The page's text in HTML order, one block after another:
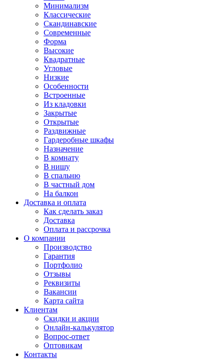
Минимализм
Классические
Скандинавские
Современные
Форма
Высокие
Квадратные
Угловые
Низкие
Особенности
Встроенные
Из кладовки
Закрытые
Открытые
Раздвижные
Гардеробные шкафы
Назначение
В комнату
В нишу
В спальню
В частный дом
На балкон
Доставка и оплата
Как сделать заказ
Доставка
Оплата и рассрочка
О компании
Производство
Гарантия
Портфолио
Отзывы
Реквизиты
Вакансии
Карта сайта
Клиентам
Скидки и акции
Онлайн-калькулятор
Вопрос-ответ
Оптовикам
Контакты